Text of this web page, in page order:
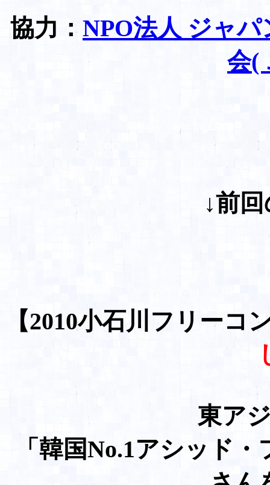
協力： NPO法人 ジャ
会(
↓前
【2010小石川フリーコ
東ア
「韓国No.1アシッド